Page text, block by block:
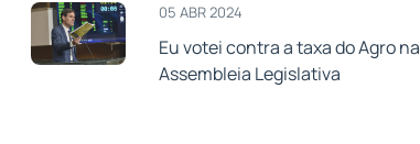
05 ABR 2024
Eu votei contra a taxa do Agro na
Assembleia Legislativa